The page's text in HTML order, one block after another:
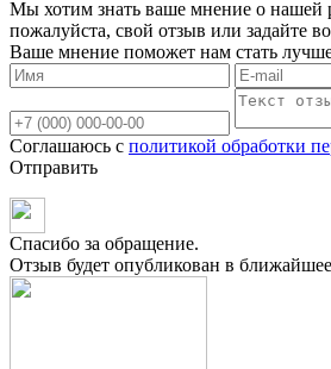
Мы хотим знать ваше мнение о нашей
пожалуйста, свой отзыв или задайте
Ваше мнение поможет нам стать
Соглашаюсь с политикой обработки
Отправить
Спасибо за обращение.
Отзыв будет опубликован в